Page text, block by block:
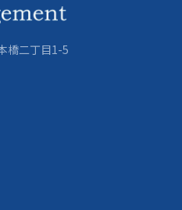
橋二丁目1-5